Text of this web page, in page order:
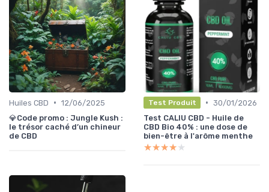
Huiles CBD • 12/06/2025
💎Code promo : Jungle Kush :
le trésor caché d’un chineur
de CBD
Test Produit • 30/01/2026
Test CALIU CBD - Huile de
CBD Bio 40% : une dose de
bien-être à l'arôme menthe
★★★★★
★★★★★